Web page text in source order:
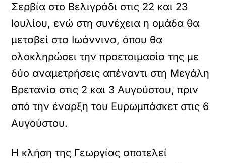
Σερβία στο Βελιγράδι στις 22 και 23
Ιουλίου, ενώ στη συνέχεια η ομάδα θα
μεταβεί στα Ιωάννινα, όπου θα
ολοκληρώσει την προετοιμασία της με
δύο αναμετρήσεις απέναντι στη Μεγάλη
Βρετανία στις 2 και 3 Αυγούστου, πριν
από την έναρξη του Ευρωμπάσκετ στις 6
Αυγούστου.
Η κλήση της Γεωργίας αποτελεί